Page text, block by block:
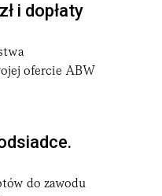
i dopłaty
ofercie ABW
do zawodu